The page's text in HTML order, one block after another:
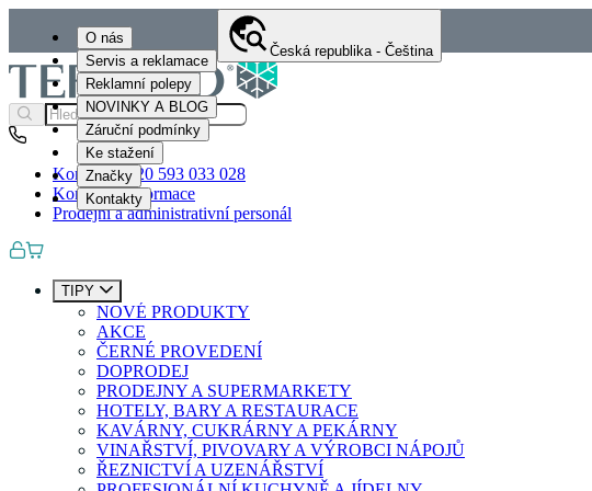
O nás
Servis a reklamace
Reklamní polepy
NOVINKY A BLOG
Záruční podmínky
Ke stažení
Značky
Kontakty
Česká republika - Čeština
Kontakty+420 593 033 028
Kontaktní informace
Prodejní a administrativní personál
TIPY
NOVÉ PRODUKTY
AKCE
ČERNÉ PROVEDENÍ
DOPRODEJ
PRODEJNY A SUPERMARKETY
HOTELY, BARY A RESTAURACE
KAVÁRNY, CUKRÁRNY A PEKÁRNY
VINAŘSTVÍ, PIVOVARY A VÝROBCI NÁPOJŮ
ŘEZNICTVÍ A UZENÁŘSTVÍ